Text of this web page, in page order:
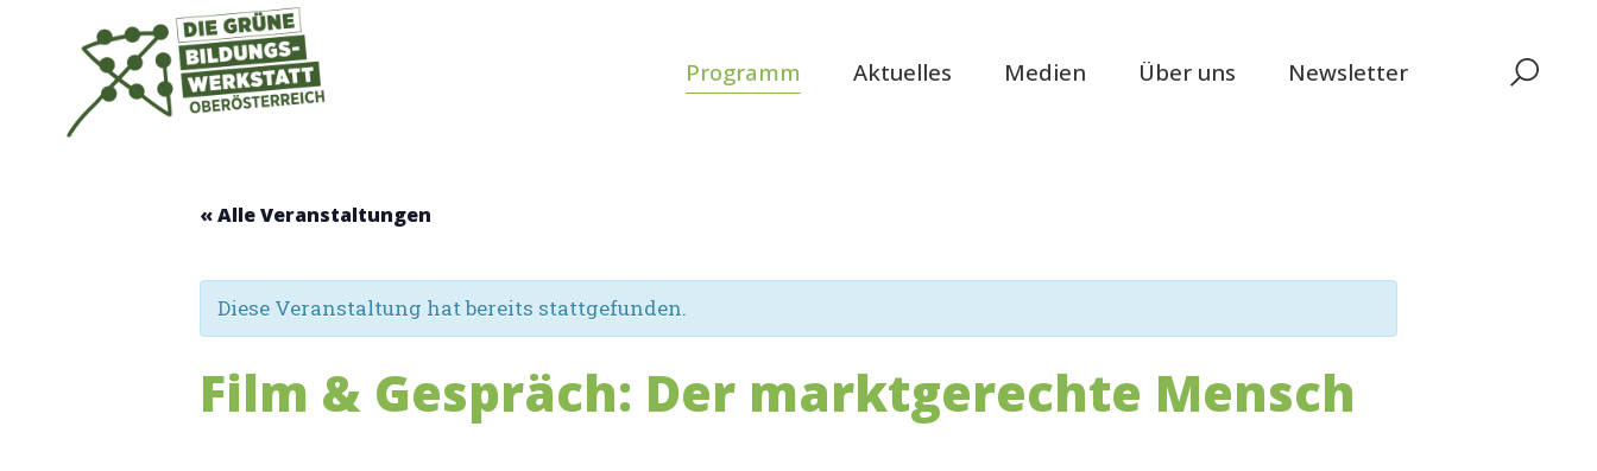
springen
Programm Aktuelles Medien Über uns Newsletter
« Alle Veranstaltungen
Diese Veranstaltung hat bereits stattgefunden.
Film & Gespräch: Der marktgerechte Mensch